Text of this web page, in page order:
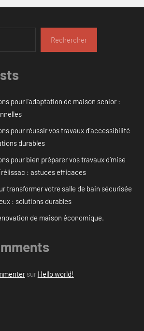
Rechercher
pour l’adaptation de maison senior :
pour réussir vos travaux d’accessibilité
durables
pour bien préparer vos travaux d’mise
: astuces efficaces
transformer votre salle de bain sécurisée
: solutions durables
de maison économique.
sur Hello world!